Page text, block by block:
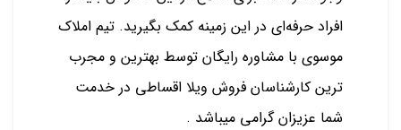
افراد حرفه‌ای در این زمینه کمک بگیرید. تیم املاک
موسوی با مشاوره رایگان توسط بهترین و مجرب
ترین کارشناسان فروش ویلا اقساطی در خدمت
شما عزیزان گرامی میباشد .